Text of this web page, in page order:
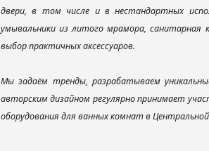
двери, в том числе и в нестандартных
умывальники из литого мрамора, санитарная
выбор практичных аксессуаров.
Мы задаём тренды, разрабатываем
авторским дизайном регулярно принимает
оборудования для ванных комнат в